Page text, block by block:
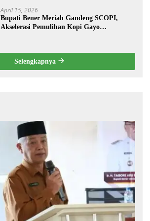
April 15, 2026
Bupati Bener Meriah Gandeng SCOPI,
Akselerasi Pemulihan Kopi Gayo
Selengkapnya